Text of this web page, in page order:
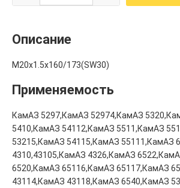
Описание
M20x1.5x160/173(SW30)
Применяемость
КамАЗ 5297,КамАЗ 52974,КамАЗ
5410,КамАЗ 54112,КамАЗ 5511,КамАЗ
53215,КамАЗ 54115,КамАЗ 55111,КамАЗ
4310,43105,КамАЗ 4326,КамАЗ
6520,КамАЗ 65116,КамАЗ 65117,КамАЗ
43114,КамАЗ 43118,КамАЗ 6540,КамАЗ